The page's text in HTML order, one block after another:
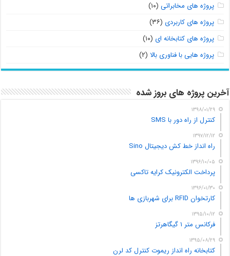
پروژه های مخابراتی (۱۰)
پروژه های کاربردی (۳۶)
پروژه های کتابخانه ای (۱۰)
پروژه هایی با فناوری بالا (۲)
آخرین پروژه های بروز شده
۱۳۹۸/۰۱/۲۹
کنترل از راه دور با SMS
۱۳۹۷/۱۲/۱۲
راه انداز خط کش دیجیتال Sino
۱۳۹۶/۱۰/۰۵
پرداخت الکترونیک کرایه تاکسی
۱۳۹۶/۰۱/۳۰
کارتخوان RFID برای شهربازی ها
۱۳۹۵/۱۰/۱۲
فرکانس متر ۱ گیگاهرتز
۱۳۹۵/۰۸/۲۹
کتابخانه راه انداز ریموت کنترل کد لرن